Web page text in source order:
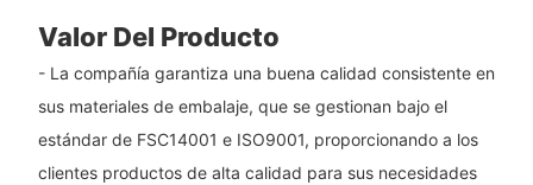
Valor Del Producto
- La compañía garantiza una buena calidad consistente en
sus materiales de embalaje, que se gestionan bajo el
estándar de FSC14001 e ISO9001, proporcionando a los
clientes productos de alta calidad para sus necesidades